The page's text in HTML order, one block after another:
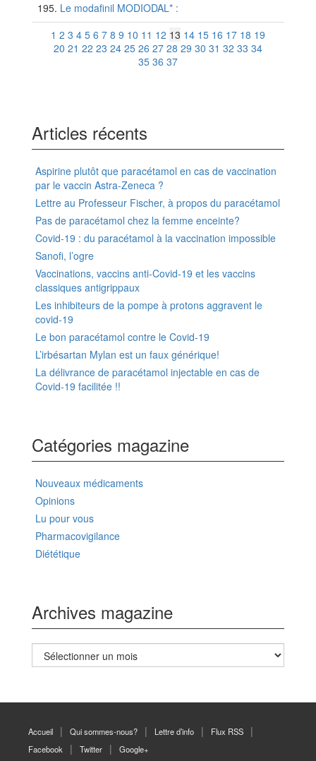
Le modafinil MODIODAL* :
1 2 3 4 5 6 7 8 9 10 11 12 13 14 15 16 17 18 19
20 21 22 23 24 25 26 27 28 29 30 31 32 33 34
35 36 37
Articles récents
Aspirine plutôt que paracétamol en cas de vaccination
par le vaccin Astra-Zeneca ?
Lettre au Professeur Fischer, à propos du paracétamol
Pas de paracétamol chez la femme enceinte?
Covid-19 : du paracétamol à la vaccination impossible
Sanofi, l’ogre
Vaccinations, vaccins anti-Covid-19 et les vaccins
classiques antigrippaux
Les inhibiteurs de la pompe à protons aggravent le
covid-19
Le bon paracétamol contre le Covid-19
L’irbésartan Mylan est un faux générique!
La délivrance de paracétamol injectable en cas de
Covid-19 facilitée !!
Catégories magazine
Nouveaux médicaments
Opinions
Lu pour vous
Pharmacovigilance
Diététique
Archives magazine
Archives
magazine
Accueil Qui sommes-nous? Lettre d’info
Flux RSS
Facebook
Twitter Google+